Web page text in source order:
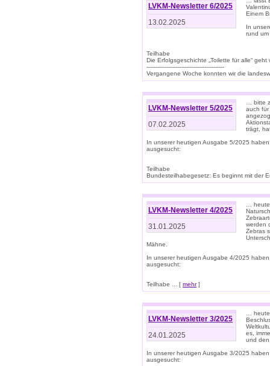
LVKM-Newsletter 6/2025
13.02.2025
Einem
In
rund
Teilhabe
Die Erfolgsgeschichte „Toilette für alle“
-------------------------------------------
Vergangene Woche konnten wir die
LVKM-Newsletter 5/2025
07.02.2025
… bitte
auch für
trägt,
In unserer heutigen Ausgabe 5/2025
ausgesucht:
Teilhabe
Bundesteilhabegesetz: Es beginnt mit der
LVKM-Newsletter 4/2025
31.01.2025
…
werden
Zebras
Mähne.
In unserer heutigen Ausgabe 4/2025
ausgesucht:
Teilhabe ... [ mehr]
LVKM-Newsletter 3/2025
24.01.2025
…
es,
und
In unserer heutigen Ausgabe 3/2025
ausgesucht: